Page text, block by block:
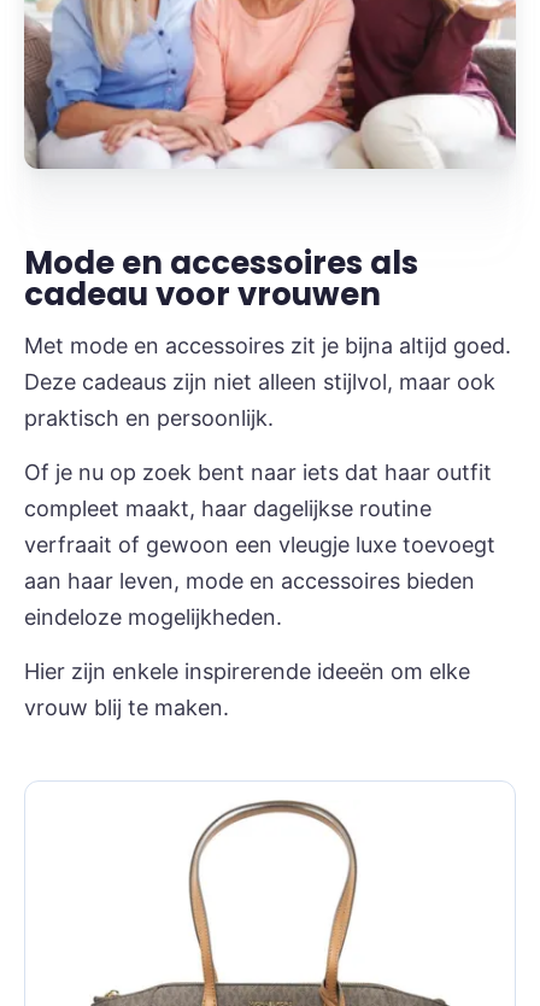
Mode en accessoires als
cadeau voor vrouwen
Met mode en accessoires zit je bijna altijd goed.
Deze cadeaus zijn niet alleen stijlvol, maar ook
praktisch en persoonlijk.
Of je nu op zoek bent naar iets dat haar outfit
compleet maakt, haar dagelijkse routine
verfraait of gewoon een vleugje luxe toevoegt
aan haar leven, mode en accessoires bieden
eindeloze mogelijkheden.
Hier zijn enkele inspirerende ideeën om elke
vrouw blij te maken.